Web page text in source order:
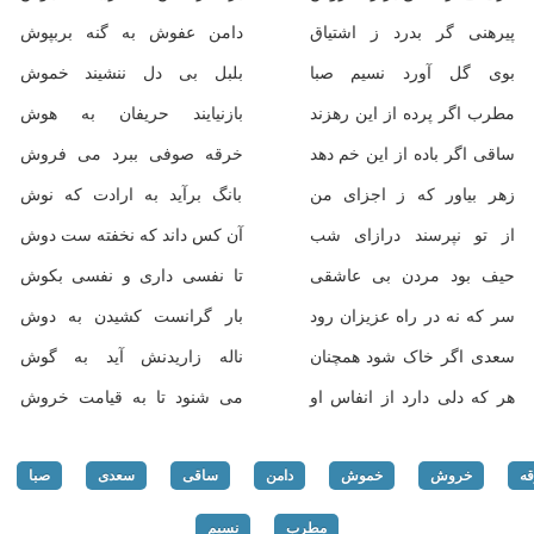
پیرهنی گر بدرد ز اشتیاق دامن عفوش به گنه بربپوش
بوی گل آورد نسیم صبا بلبل بی دل ننشیند خموش
مطرب اگر پرده از این رهزند بازنیایند حریفان به هوش
ساقی اگر باده از این خم دهد خرقه صوفی ببرد می فروش
زهر بیاور که ز اجزای من بانگ برآید به ارادت که نوش
از تو نپرسند درازای شب آن کس داند که نخفته ست دوش
حیف بود مردن بی عاشقی تا نفسی داری و نفسی بکوش
سر که نه در راه عزیزان رود بار گرانست کشیدن به دوش
سعدی اگر خاک شود همچنان ناله زاریدنش آید به گوش
هر که دلی دارد از انفاس او می شنود تا به قیامت خروش
خروش خموش دامن ساقی سعدی صبا
مطرب نسیم